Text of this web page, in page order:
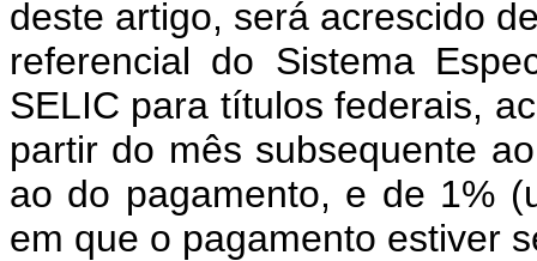
deste artigo, será acrescido
referencial do Sistema
SELIC para títulos federais,
partir do mês subsequente
ao do pagamento, e de 1%
em que o pagamento estiver